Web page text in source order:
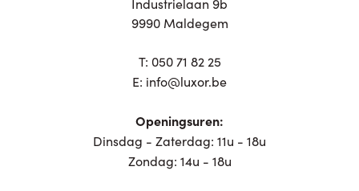
9990 Maldegem
T: 050 71 82 25
E: info@luxor.be
Openingsuren:
Dinsdag - Zaterdag: 11u - 18u
Zondag: 14u - 18u